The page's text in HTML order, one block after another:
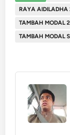
RAYA
TAMBAH MODAL
TAMBAH MODAL